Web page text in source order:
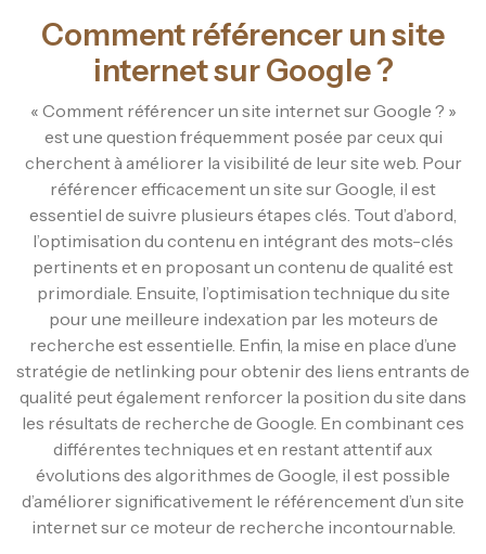
Comment référencer un site
internet sur Google ?
« Comment référencer un site internet sur Google ? »
est une question fréquemment posée par ceux qui
cherchent à améliorer la visibilité de leur site web. Pour
référencer efficacement un site sur Google, il est
essentiel de suivre plusieurs étapes clés. Tout d’abord,
l’optimisation du contenu en intégrant des mots-clés
pertinents et en proposant un contenu de qualité est
primordiale. Ensuite, l’optimisation technique du site
pour une meilleure indexation par les moteurs de
recherche est essentielle. Enfin, la mise en place d’une
stratégie de netlinking pour obtenir des liens entrants de
qualité peut également renforcer la position du site dans
les résultats de recherche de Google. En combinant ces
différentes techniques et en restant attentif aux
évolutions des algorithmes de Google, il est possible
d’améliorer significativement le référencement d’un site
internet sur ce moteur de recherche incontournable.